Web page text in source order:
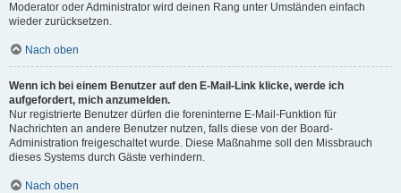
Moderator oder Administrator wird deinen Rang unter Umständen einfach
wieder zurücksetzen.
Nach oben
Wenn ich bei einem Benutzer auf den E-Mail-Link klicke, werde ich
aufgefordert, mich anzumelden.
Nur registrierte Benutzer dürfen die foreninterne E-Mail-Funktion für
Nachrichten an andere Benutzer nutzen, falls diese von der Board-
Administration freigeschaltet wurde. Diese Maßnahme soll den Missbrauch
dieses Systems durch Gäste verhindern.
Nach oben